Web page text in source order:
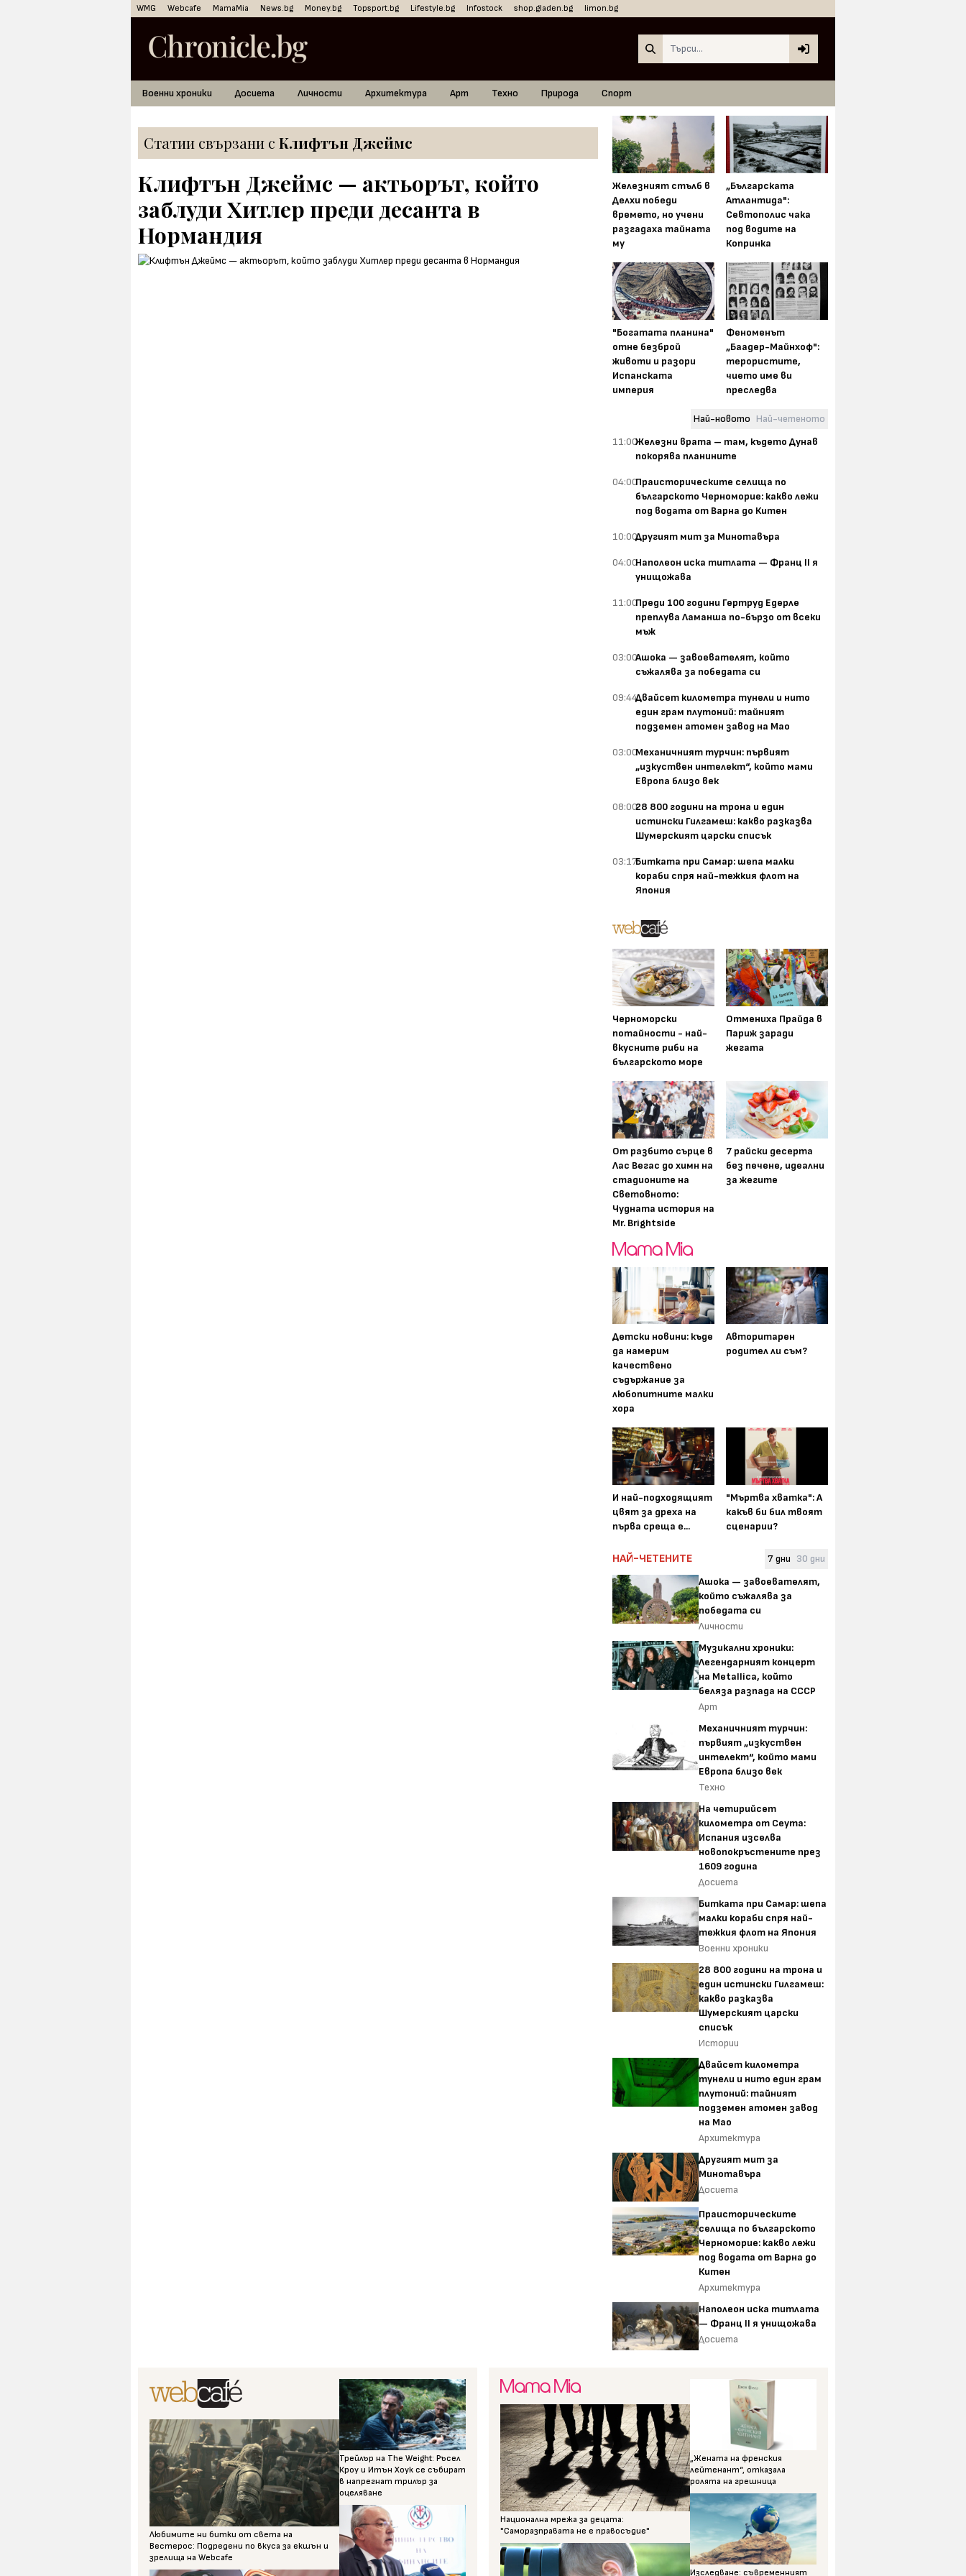
WMG Webcafe MamaMia News.bg Money.bg Topsport.bg Lifestyle.bg Infostock shop.gladen.bg limon.bg
Военни хроники Досиета Личности Архитектура Арт Техно Природа Спорт
Статии свързани с Клифтън Джеймс
Клифтън Джеймс — актьорът, който
заблуди Хитлер преди десанта в
Нормандия
Железният стълб в
Делхи победи
времето, но учени
разгадаха тайната
му
„Българската
Атлантида":
Севтополис чака
под водите на
Копринка
"Богатата планина"
отне безброй
животи и разори
Испанската
империя
Феноменът
„Баадер-Майнхоф":
терористите,
чието име ви
преследва
Най-новото Най-четеното
11:00Железни врата – там, където Дунав
покорява планините
04:00Праисторическите селища по
българското Черноморие: какво лежи
под водата от Варна до Китен
10:00Другият мит за Минотавъра
04:00Наполеон иска титлата — Франц II я
унищожава
11:00Преди 100 години Гертруд Едерле
преплува Ламанша по-бързо от всеки
мъж
03:00Ашока — завоевателят, който
съжалява за победата си
09:44Двайсет километра тунели и нито
един грам плутоний: тайният
подземен атомен завод на Мао
03:00Механичният турчин: първият
„изкуствен интелект“, който мами
Европа близо век
08:0028 800 години на трона и един
истински Гилгамеш: какво разказва
Шумерският царски списък
03:17Битката при Самар: шепа малки
кораби спря най-тежкия флот на
Япония
Черноморски
потайности - най-
вкусните риби на
българското море
Отмениха Прайда в
Париж заради
жегата
От разбито сърце в
Лас Вегас до химн на
стадионите на
Световното:
Чудната история на
Mr. Brightside
7 райски десерта
без печене, идеални
за жегите
Детски новини: къде
да намерим
качествено
съдържание за
любопитните малки
хора
Авторитарен
родител ли съм?
И най-подходящият
цвят за дреха на
първа среща е...
"Мъртва хватка": А
какъв би бил твоят
сценарии?
НАЙ-ЧЕТЕНИТЕ 7 дни 30 дни
Ашока — завоевателят,
който съжалява за
победата си
Личности
Музикални хроники:
Легендарният концерт
на Metallica, който
беляза разпада на СССР
Арт
Механичният турчин:
първият „изкуствен
интелект“, който мами
Европа близо век
Техно
На четирийсет
километра от Сеута:
Испания изселва
новопокръстените през
1609 година
Досиета
Битката при Самар: шепа
малки кораби спря най-
тежкия флот на Япония
Военни хроники
28 800 години на трона и
един истински Гилгамеш:
какво разказва
Шумерският царски
списък
Истории
Двайсет километра
тунели и нито един грам
плутоний: тайният
подземен атомен завод
на Мао
Архитектура
Другият мит за
Минотавъра
Досиета
Праисторическите
селища по българското
Черноморие: какво лежи
под водата от Варна до
Китен
Архитектура
Наполеон иска титлата
— Франц II я унищожава
Досиета
Любимите ни битки от света на
Вестерос: Подредени по вкуса за екшън и
зрелища на Webcafe
Трейлър на The Weight: Ръсел
Кроу и Итън Хоук се събират
в напрегнат трилър за
оцеляване
Национална мрежа за децата:
"Саморазправата не е правосъдие"
„Жената на френския
лейтенант“, отказала
ролята на грешница
Изследване: съвременният